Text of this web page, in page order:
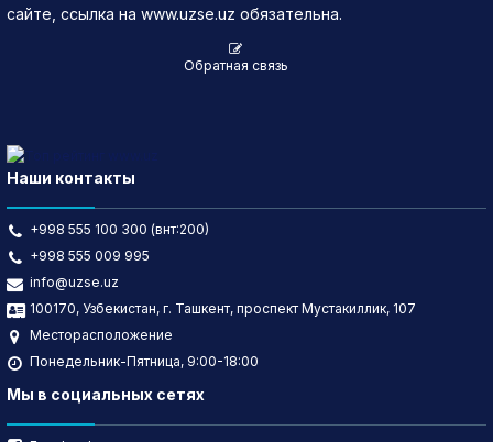
сайте, ссылка на www.uzse.uz обязательна.
Обратная связь
Наши контакты
+998 555 100 300 (внт:200)
+998 555 009 995
info@uzse.uz
100170, Узбекистан, г. Ташкент, проспект Мустакиллик, 107
Месторасположение
Понедельник-Пятница, 9:00-18:00
Мы в социальных сетях